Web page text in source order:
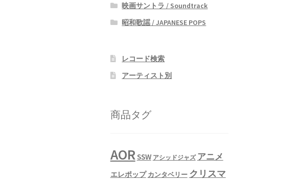
映画サントラ / Soundtrack
昭和歌謡 / JAPANESE POPS
レコード検索
アーティスト別
商品タグ
AORSSW アシッドジャズ アニメ
エレポップ カンタベリー クリスマ